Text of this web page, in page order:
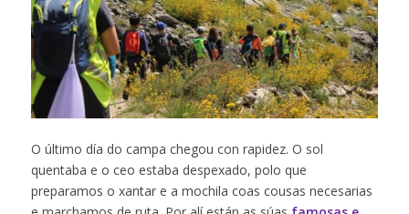
O último día do campa chegou con rapidez. O sol
quentaba e o ceo estaba despexado, polo que
preparamos o xantar e a mochila coas cousas necesarias